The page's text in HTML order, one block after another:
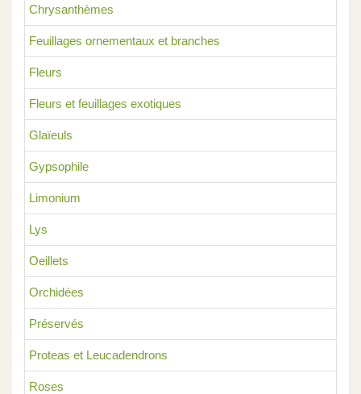
Chrysanthèmes
Feuillages ornementaux et branches
Fleurs
Fleurs et feuillages exotiques
Glaïeuls
Gypsophile
Limonium
Lys
Oeillets
Orchidées
Préservés
Proteas et Leucadendrons
Roses